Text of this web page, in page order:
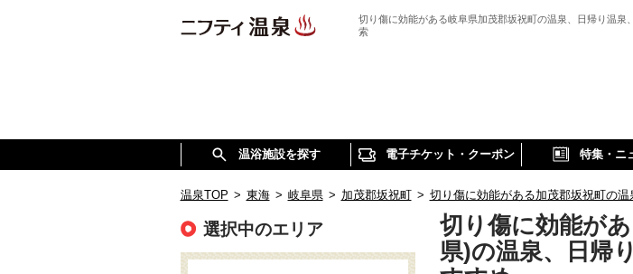
切り傷に効能がある岐阜県加茂郡坂祝町の温泉、日帰り温泉
索
温浴施設を探す 電子チケット・クーポン 特集・ニ
温泉TOP > 東海 > 岐阜県 > 加茂郡坂祝町 > 切り傷に効能がある加茂郡坂祝町の
切り傷に効能が
県)の温泉、日帰
選択中のエリア